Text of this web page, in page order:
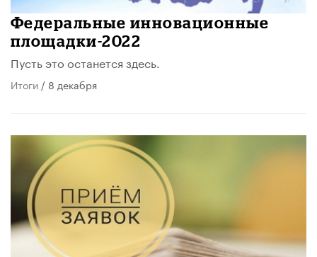
Федеральные инновационные
площадки-2022
Пусть это останется здесь.
Итоги / 8 декабря